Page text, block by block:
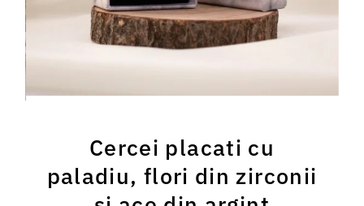
Cercei placati cu
paladiu, flori din zirconii